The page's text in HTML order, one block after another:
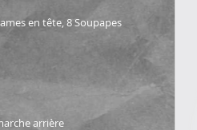
en tête, 8 Soupapes
arrière